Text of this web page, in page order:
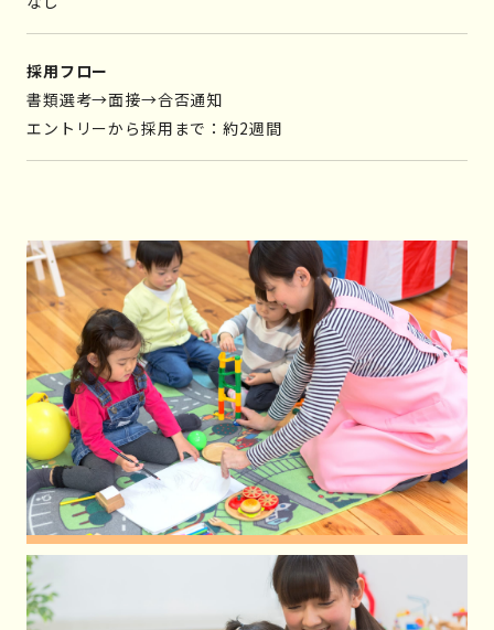
採用フロー
書類選考→面接→合否通知
エントリーから採用まで：約2週間